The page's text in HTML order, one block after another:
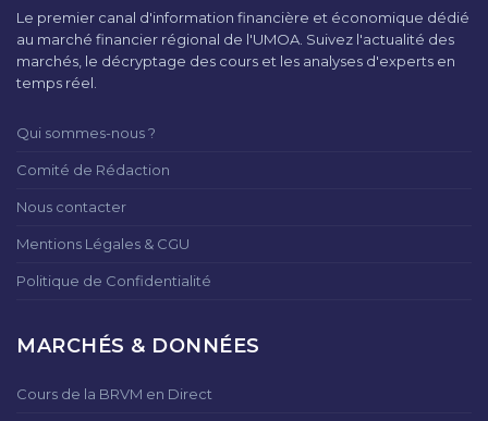
Le premier canal d'information financière et économique dédié
au marché financier régional de l'UMOA. Suivez l'actualité des
marchés, le décryptage des cours et les analyses d'experts en
temps réel.
Qui sommes-nous ?
Comité de Rédaction
Nous contacter
Mentions Légales & CGU
Politique de Confidentialité
MARCHÉS & DONNÉES
Cours de la BRVM en Direct